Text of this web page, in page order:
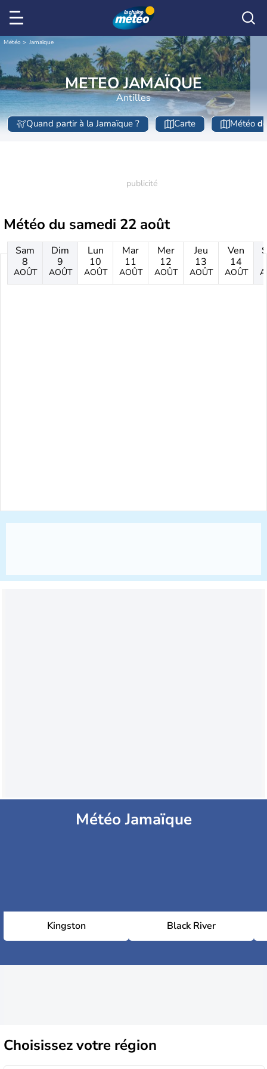
Météo Jamaïque
METEO JAMAÏQUE
Antilles
Quand partir à la Jamaïque ? Carte Météo
Météo du samedi 22 août
Sam
8
AOÛT
Dim
9
AOÛT
Lun
10
AOÛT
Mar
11
AOÛT
Mer
12
AOÛT
Jeu
13
AOÛT
Ven
14
AOÛT
Météo Jamaïque
Kingston Black River
Choisissezvotre région